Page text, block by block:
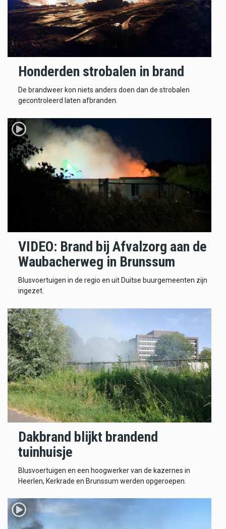
Honderden strobalen in brand
De brandweer kon niets anders doen dan de strobalen
gecontroleerd laten afbranden.
VIDEO: Brand bij Afvalzorg aan de
Waubacherweg in Brunssum
Blusvoertuigen in de regio en uit Duitse buurgemeenten zijn
ingezet.
Dakbrand blijkt brandend
tuinhuisje
Blusvoertuigen en een hoogwerker van de kazernes in
Heerlen, Kerkrade en Brunssum werden opgeroepen.